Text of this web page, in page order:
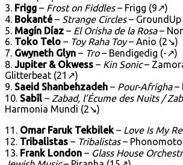
3. Frigg – Frost on Fiddles– Frigg (9↗)
4. Bokanté– Strange Circles–
5. Magín Díaz – El Orisha de la Rosa–
6. Toko Telo – Toy Raha Toy– Anio (2↘)
7. Gwyneth Glyn – Tro– Bendigedig (-↗)
8. Jupiter & Okwess – Kin Sonic–
Glitterbeat (21↗)
9. Saeid Shanbehzadeh – Pour-Afrigha–
10. Sabîl – Zabad, l’Écume des Nuits /
Harmonia Mundi (2↘)
11. Omar Faruk Tekbilek – Love Is My
12. Tribalistas – Tribalistas–
13. Frank London – Glass House